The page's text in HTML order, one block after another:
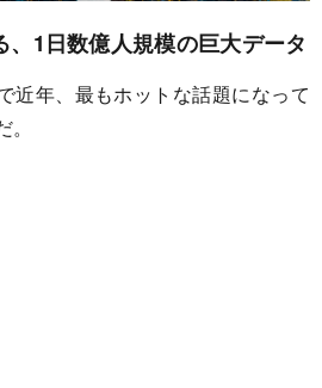
1日数億人規模の巨大データ
近年、最もホットな話題になって